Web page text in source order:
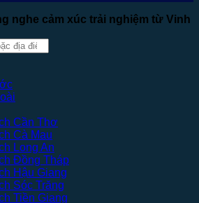
nghe cảm xúc trải nghiệm từ Vinh
Cần Thơ
Cà Mau
Long An
Đồng Tháp
Hậu Giang
Sóc Trăng
Tiền Giang